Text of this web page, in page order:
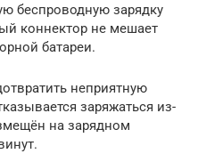
беспроводную зарядку
коннектор не мешает
батареи.
неприятную
заряжаться из-
на зарядном